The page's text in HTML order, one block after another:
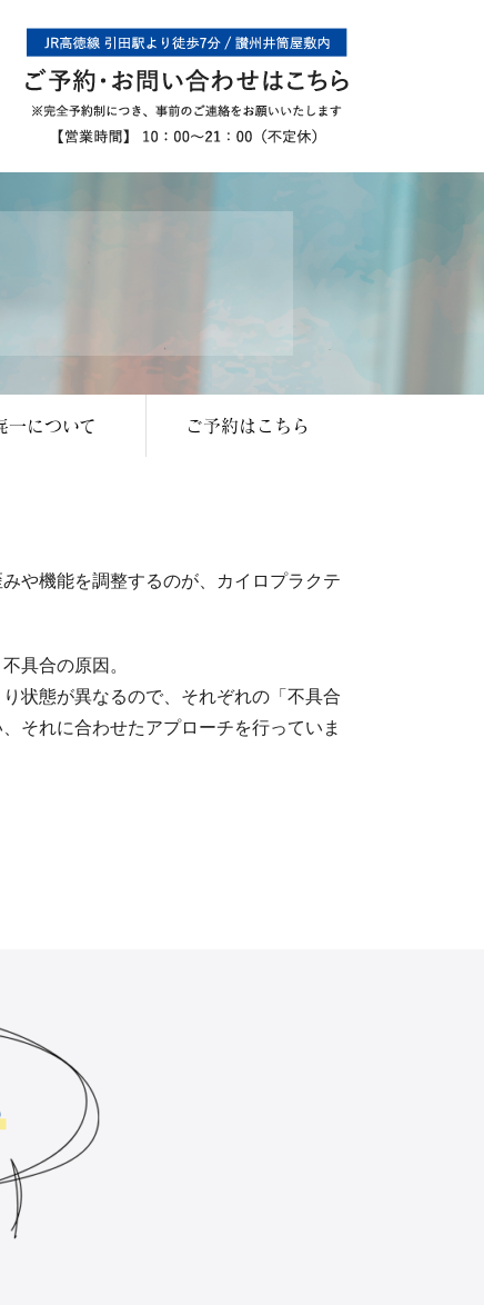
一について ご予約はこちら
や機能を調整するのが、カイロプラクテ
具合の原因。
状態が異なるので、それぞれの「不具合
それに合わせたアプローチを行っていま